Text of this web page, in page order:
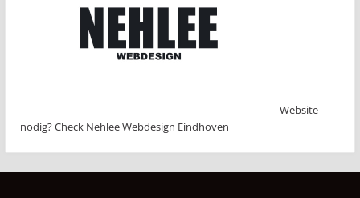
Website
nodig? Check Nehlee Webdesign Eindhoven